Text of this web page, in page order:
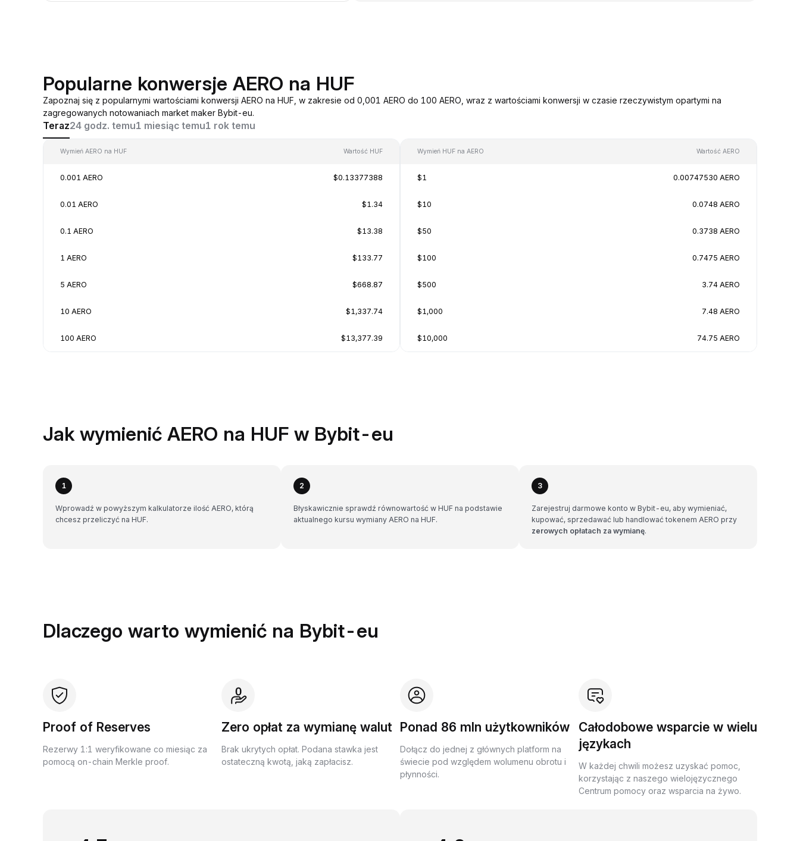
Popularne konwersje AERO na HUF
Zapoznaj się z popularnymi wartościami konwersji AERO na HUF, w zakresie od 0,001 AERO do 100 AERO, wraz z wartościami konwersji w czasie rzeczywistym opartymi na
zagregowanych notowaniach market maker Bybit-eu.
Teraz24 godz. temu1 miesiąc temu1 rok temu
Wymień AERO na HUF Wartość HUF
0.001 AERO $0.13377388
0.01 AERO $1.34
0.1 AERO $13.38
1 AERO $133.77
5 AERO $668.87
10 AERO $1,337.74
100 AERO $13,377.39
Wymień HUF na AERO Wartość AERO
$1 0.00747530 AERO
$10 0.0748 AERO
$50 0.3738 AERO
$100 0.7475 AERO
$500 3.74 AERO
$1,000 7.48 AERO
$10,000 74.75 AERO
Jak wymienić AERO na HUF w Bybit-eu
1
Wprowadź w powyższym kalkulatorze ilość AERO, którą
chcesz przeliczyć na HUF.
2
Błyskawicznie sprawdź równowartość w HUF na podstawie
aktualnego kursu wymiany AERO na HUF.
3
Zarejestruj darmowe konto w Bybit-eu, aby wymieniać,
kupować, sprzedawać lub handlować tokenem AERO przy
zerowych opłatach za wymianę.
Dlaczego warto wymienić na Bybit-eu
Proof of Reserves
Rezerwy 1:1 weryfikowane co miesiąc za
pomocą on-chain Merkle proof.
Zero opłat za wymianę walut
Brak ukrytych opłat. Podana stawka jest
ostateczną kwotą, jaką zapłacisz.
Ponad 86 mln użytkowników
Dołącz do jednej z głównych platform na
świecie pod względem wolumenu obrotu i
płynności.
Całodobowe wsparcie w wielu
językach
W każdej chwili możesz uzyskać pomoc,
korzystając z naszego wielojęzycznego
Centrum pomocy oraz wsparcia na żywo.